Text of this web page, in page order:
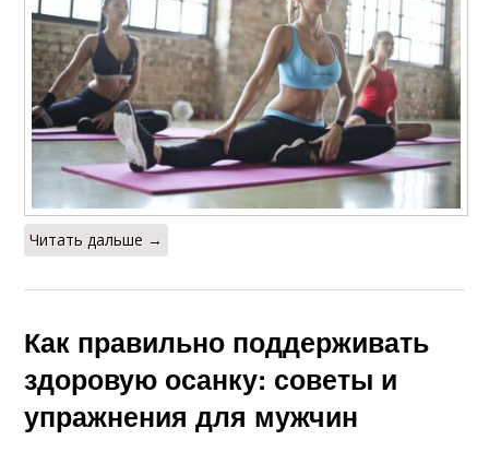
Читать дальше →
Как правильно поддерживать
здоровую осанку: советы и
упражнения для мужчин